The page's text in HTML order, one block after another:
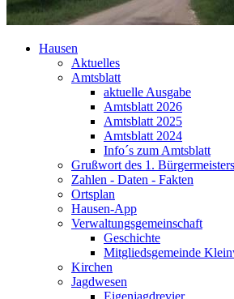
Hausen
Aktuelles
Amtsblatt
aktuelle Ausgabe
Amtsblatt 2026
Amtsblatt 2025
Amtsblatt 2024
Info´s zum Amtsblatt
Grußwort des 1. Bürgermeisters
Zahlen - Daten - Fakten
Ortsplan
Hausen-App
Verwaltungsgemeinschaft
Geschichte
Mitgliedsgemeinde
Kirchen
Jagdwesen
Eigenjagdrevier